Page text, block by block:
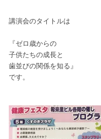
講演会のタイトルは
『ゼロ歳からの
子供たちの成長と
歯並びの関係を知る』
です。